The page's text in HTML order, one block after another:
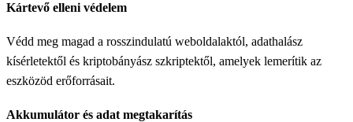
Kártevő elleni védelem
Védd meg magad a rosszindulatú weboldalaktól, adathalász
kísérletektől és kriptobányász szkriptektől, amelyek lemerítik az
eszközöd erőforrásait.
Akkumulátor és adat megtakarítás